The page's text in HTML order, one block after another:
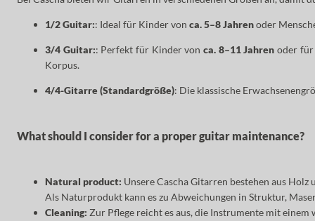
1/2 Guitar:: Ideal für Kinder von ca. 5–8 Jahrenoder
3/4 Guitar:: Perfekt für Kinder von ca. 8–11 Jahren oder für
Korpus.
4/4-Gitarre (Standardgröße): Die klassische
What should I consider for a proper guitar maintenance?
Natural product: Unsere Cascha Gitarren bestehen aus
Als Naturprodukt kann es zu Abweichungen in Struktur,
Cleaning: Zur Pflege reicht es aus, die Instrumente mit